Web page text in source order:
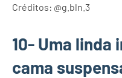
Créditos: @g.bln.3
10- Uma linda
cama